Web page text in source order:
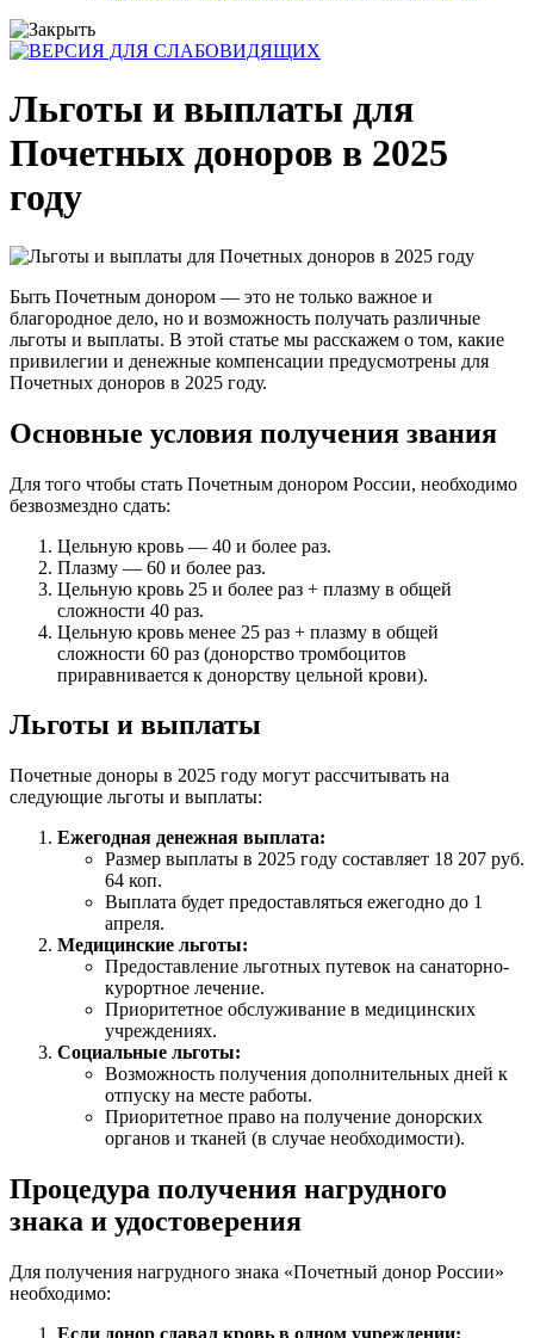
Льготы и выплаты для
Почетных доноров в 2025
году
Быть Почетным донором — это не только важное и
благородное дело, но и возможность получать различные
льготы и выплаты. В этой статье мы расскажем о том, какие
привилегии и денежные компенсации предусмотрены для
Почетных доноров в 2025 году.
Основные условия получения звания
Для того чтобы стать Почетным донором России, необходимо
безвозмездно сдать:
Цельную кровь — 40 и более раз.
Плазму — 60 и более раз.
Цельную кровь 25 и более раз + плазму в общей
сложности 40 раз.
Цельную кровь менее 25 раз + плазму в общей
сложности 60 раз (донорство тромбоцитов
приравнивается к донорству цельной крови).
Льготы и выплаты
Почетные доноры в 2025 году могут рассчитывать на
следующие льготы и выплаты:
Ежегодная денежная выплата:
Размер выплаты в 2025 году составляет 18 207 руб.
64 коп.
Выплата будет предоставляться ежегодно до 1
апреля.
Медицинские льготы:
Предоставление льготных путевок на санаторно-
курортное лечение.
Приоритетное обслуживание в медицинских
учреждениях.
Социальные льготы:
Возможность получения дополнительных дней к
отпуску на месте работы.
Приоритетное право на получение донорских
органов и тканей (в случае необходимости).
Процедура получения нагрудного
знака и удостоверения
Для получения нагрудного знака «Почетный донор России»
необходимо: